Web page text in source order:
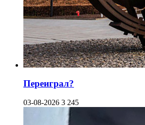
Переиграл?
03-08-2026 3 245